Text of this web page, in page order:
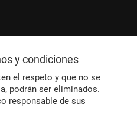
y condiciones
el respeto y que no se
podrán ser eliminados.
responsable de sus